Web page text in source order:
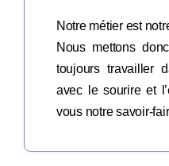
Notre métier est
Nous mettons
toujours travailler
avec le sourire et
vous notre savoir-